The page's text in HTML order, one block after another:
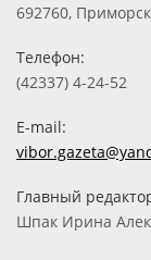
692760,
Телефон:
(42337) 4-24-52
E-mail:
Главный
Шпак Ирина